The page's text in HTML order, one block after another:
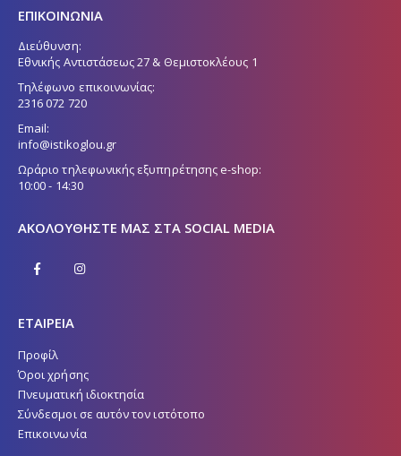
του
προϊόντος
προϊόντος
ΕΠΙΚΟΙΝΩΝΙΑ
Διεύθυνση:
Εθνικής Αντιστάσεως 27 & Θεμιστοκλέους 1
Τηλέφωνο επικοινωνίας:
2316 072 720
Email:
info@istikoglou.gr
Ωράριο τηλεφωνικής εξυπηρέτησης e-shop:
10:00 - 14:30
ΑΚΟΛΟΥΘΉΣΤΕ ΜΑΣ ΣΤΑ SOCIAL MEDIA
ΕΤΑΙΡΕΙΑ
Προφίλ
Όροι χρήσης
Πνευματική ιδιοκτησία
Σύνδεσμοι σε αυτόν τον ιστότοπο
Επικοινωνία